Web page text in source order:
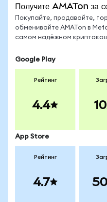
Получите AMATon за
Покупайте, продавайте,
обменивайте AMATon в
самом надёжном
Google Play
Рейтинг
4.4
App Store
Рейтинг
4.7